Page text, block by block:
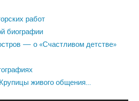
работ
биографии
— о «Счастливом детстве»
живого общения…